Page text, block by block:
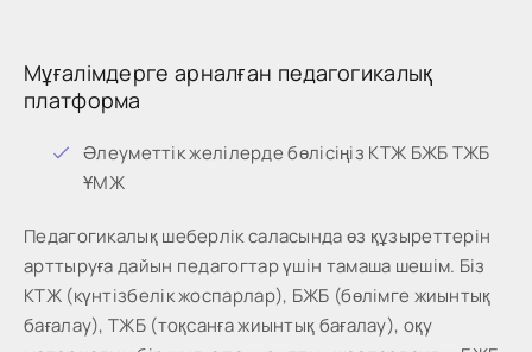
Мұғалімдерге арналған педагогикалық
платформа
Әлеуметтік желілерде бөлісіңіз КТЖ БЖБ ТЖБ
ҰМЖ
Педагогикалық шеберлік саласында өз құзыреттерін
арттыруға дайын педагогтар үшін тамаша шешім. Біз
КТЖ (күнтізбелік жоспарлар), БЖБ (бөлімге жиынтық
бағалау), ТЖБ (тоқсанға жиынтық бағалау), оқу